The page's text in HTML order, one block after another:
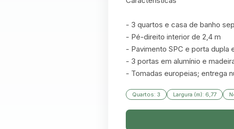
- 3 quartos e casa de banho
- Pé-direito interior de 2,4 m
- Pavimento SPC e porta dupla
- 3 portas em alumínio e
- Tomadas europeias; entrega
Quartos: 3 Largura (m): 6,77